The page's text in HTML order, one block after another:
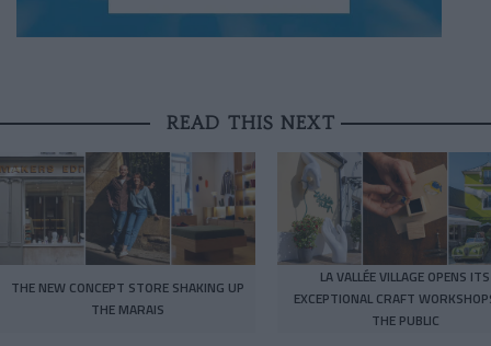
READ THIS NEXT
THE NEW CONCEPT STORE SHAKING UP
THE MARAIS
LA VALLÉE VILLAGE OPENS ITS
EXCEPTIONAL CRAFT
THE PUBLIC